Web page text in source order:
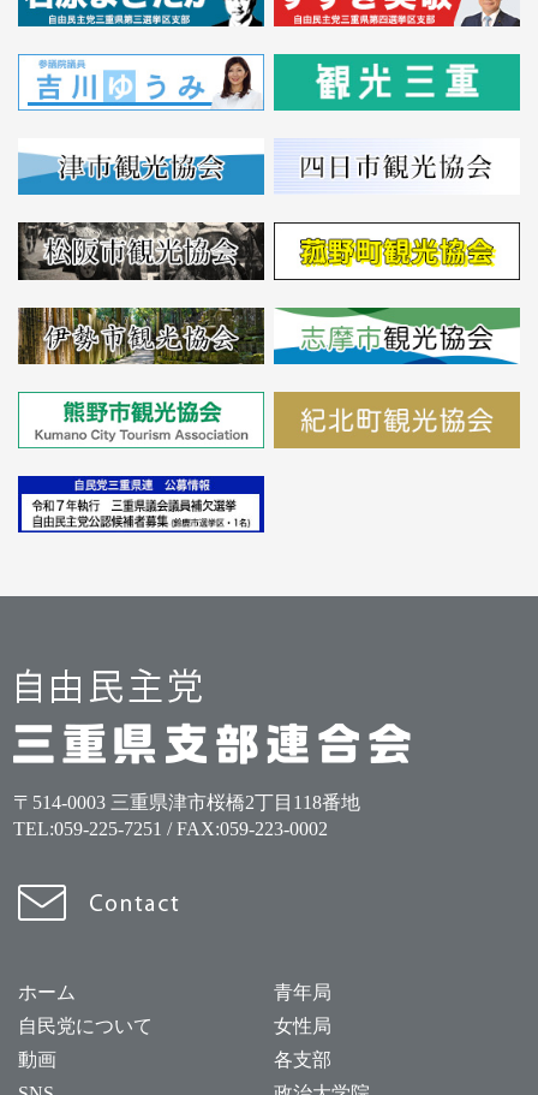
〒514-0003 三重県津市桜橋2丁目118番地
TEL:059-225-7251 / FAX:059-223-0002
ホーム
自民党について
動画
青年局
女性局
各支部